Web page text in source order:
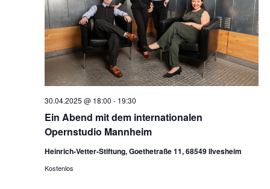
Ein Abend mit dem internationalen
Opernstudio Mannheim
30.04.2025 @ 18:00 - 19:30
Heinrich-Vetter-Stiftung, Goethetraße 11, 68549 Ilvesheim
Kostenlos